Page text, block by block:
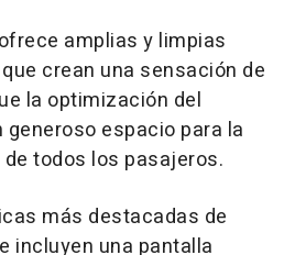
amplias y limpias
crean una sensación de
la optimización del
espacio para la
todos los pasajeros.
más destacadas de
incluyen una pantalla